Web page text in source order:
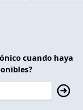
cuando haya